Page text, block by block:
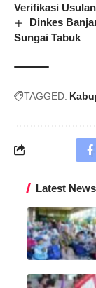
Verifikasi
Dinkes
Sungai Tabuk
TAGGED:
Latest News